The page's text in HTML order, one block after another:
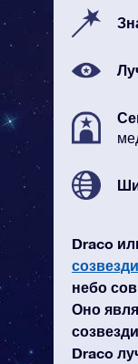
Draco
небо
Оно
Draco